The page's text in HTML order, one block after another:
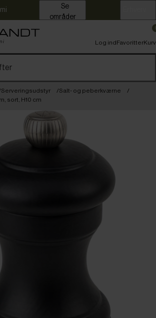
områder
Log indFavoritterKurv
Serveringsudstyr
Salt- og peberkværne
sort, H10 cm